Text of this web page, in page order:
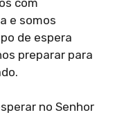
e somos
de espera
preparar para
no Senhor